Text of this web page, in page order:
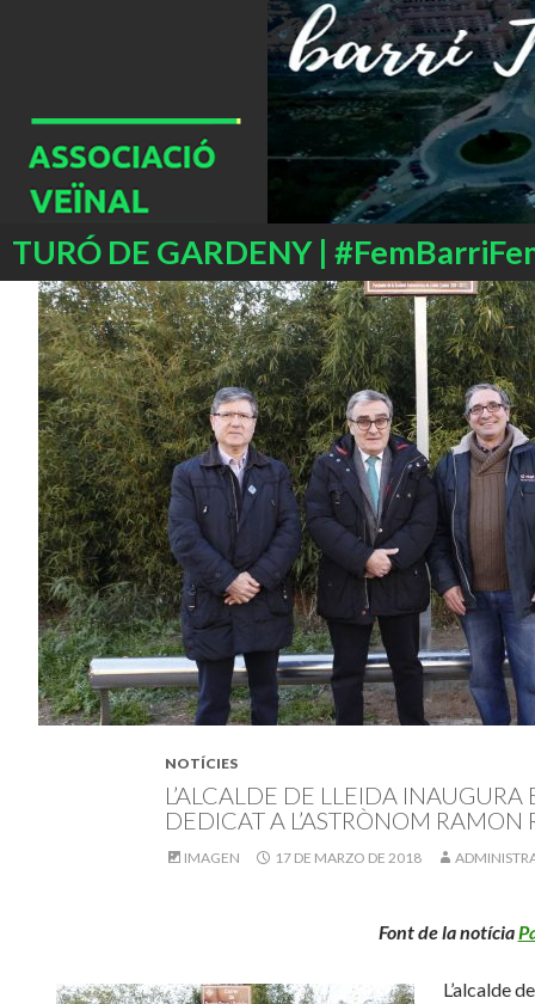
TURÓ DE GARDENY |
Buscar
CONTENIDO
NOTÍCIES
L’ALCALDE DE LLEIDA INAUGURA
DEDICAT A L’ASTRÒNOM RAMON
IMAGEN 17 DE MARZO DE 2018
Font de la notícia
L’alcalde